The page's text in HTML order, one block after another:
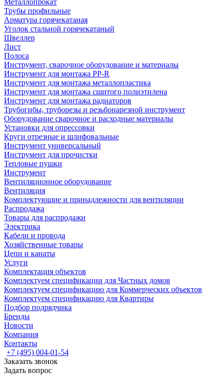
Металлопрокат
Трубы профильные
Арматура горячекатаная
Уголок стальной горячекатаный
Швеллер
Лист
Полоса
Инструмент, сварочное оборудование и материалы
Инструмент для монтажа PP-R
Инструмент для монтажа металлопластика
Инструмент для монтажа сшитого полиэтилена
Инструмент для монтажа радиаторов
Трубогибы, труборезы и резьбонарезной инструмент
Оборудование сварочное и расходные материалы
Установки для опрессовки
Круги отрезные и шлифовальные
Инструмент универсальный
Инструмент для прочистки
Тепловые пушки
Инструмент
Вентиляционное оборудование
Вентиляция
Комплектующие и принадлежности для вентиляции
Распродажа
Товары для распродажи
Электрика
Кабели и провода
Хозяйственные товары
Цепи и канаты
Услуги
Комплектация объектов
Комплектуем спецификации для Частных домов
Комплектуем спецификацию для Коммерческих объектов
Комплектуем спецификацию для Квартиры
Подбор подрядчика
Бренды
Новости
Компания
Контакты
+7 (495) 004-01-54
Заказать звонок
Задать вопрос